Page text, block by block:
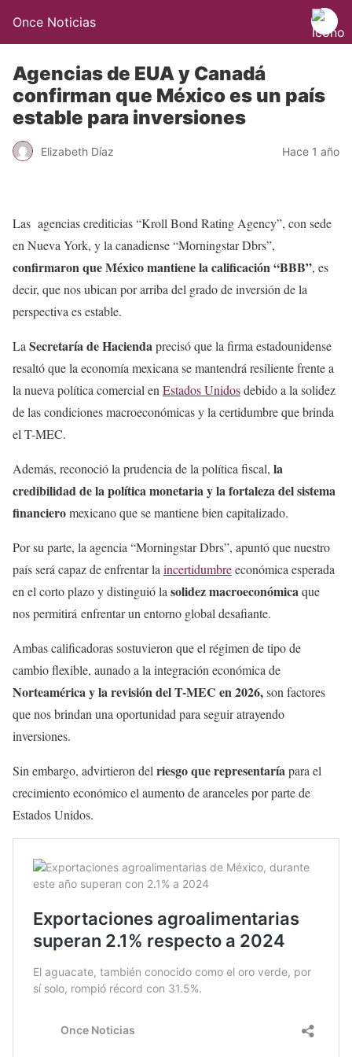
Once Noticias
Agencias de EUA y Canadá
confirman que México es un país
estable para inversiones
Elizabeth Díaz Hace 1 año
Las agencias crediticias “Kroll Bond Rating Agency”, con sede
en Nueva York, y la canadiense “Morningstar Dbrs”,
confirmaron que México mantiene la calificación “BBB”, es
decir, que nos ubican por arriba del grado de inversión de la
perspectiva es estable.
La Secretaría de Haciendaprecisó que la firma estadounidense
resaltó que la economía mexicana se mantendrá resiliente frente a
la nueva política comercial en Estados Unidosdebido a la solidez
de las condiciones macroeconómicas y la certidumbre que brinda
el T-MEC.
Además, reconoció la prudencia de la política fiscal, la
credibilidad de la política monetaria y la fortaleza del sistema
financieromexicano que se mantiene bien capitalizado.
Por su parte, la agencia “Morningstar Dbrs”, apuntó que nuestro
país será capaz de enfrentar la incertidumbreeconómica esperada
en el corto plazo y distinguió la solidez macroeconómicaque
nos permitirá enfrentar un entorno global desafiante.
Ambas calificadoras sostuvieron que el régimen de tipo de
cambio flexible, aunado a la integración económica de
Norteamérica y la revisión del T-MEC en 2026,son factores
que nos brindan una oportunidad para seguir atrayendo
inversiones.
Sin embargo, advirtieron del riesgo que representaríapara el
crecimiento económico el aumento de aranceles por parte de
Estados Unidos.